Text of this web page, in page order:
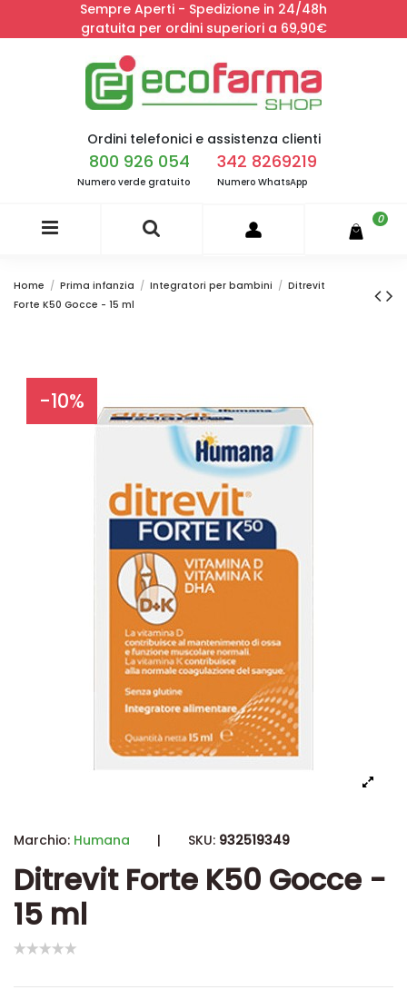
Sempre Aperti - Spedizione in 24/48h
gratuita per ordini superiori a 69,90€
Ordini telefonici e assistenza clienti
800 926 054
Numero verde gratuito
342 8269219
Numero WhatsApp
0
Home Prima infanzia Integratori per bambini
Ditrevit
Forte K50 Gocce - 15 ml
-10%
Marchio: Humana | SKU: 932519349
Ditrevit Forte K50 Gocce -
15 ml